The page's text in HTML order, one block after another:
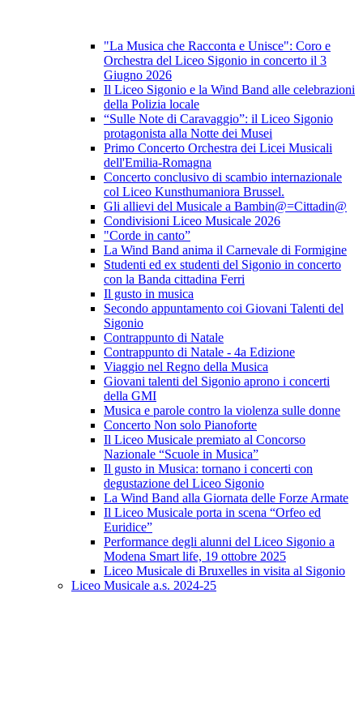
"La Musica che Racconta e Unisce": Coro e
Orchestra del Liceo Sigonio in concerto il 3
Giugno 2026
Il Liceo Sigonio e la Wind Band alle celebrazioni
della Polizia locale
“Sulle Note di Caravaggio”: il Liceo Sigonio
protagonista alla Notte dei Musei
Primo Concerto Orchestra dei Licei Musicali
dell'Emilia-Romagna
Concerto conclusivo di scambio internazionale
col Liceo Kunsthumaniora Brussel.
Gli allievi del Musicale a Bambin@=Cittadin@
Condivisioni Liceo Musicale 2026
"Corde in canto”
La Wind Band anima il Carnevale di Formigine
Studenti ed ex studenti del Sigonio in concerto
con la Banda cittadina Ferri
Il gusto in musica
Secondo appuntamento coi Giovani Talenti del
Sigonio
Contrappunto di Natale
Contrappunto di Natale - 4a Edizione
Viaggio nel Regno della Musica
Giovani talenti del Sigonio aprono i concerti
della GMI
Musica e parole contro la violenza sulle donne
Concerto Non solo Pianoforte
Il Liceo Musicale premiato al Concorso
Nazionale “Scuole in Musica”
Il gusto in Musica: tornano i concerti con
degustazione del Liceo Sigonio
La Wind Band alla Giornata delle Forze Armate
Il Liceo Musicale porta in scena “Orfeo ed
Euridice”
Performance degli alunni del Liceo Sigonio a
Modena Smart life, 19 ottobre 2025
Liceo Musicale di Bruxelles in visita al Sigonio
Liceo Musicale a.s. 2024-25